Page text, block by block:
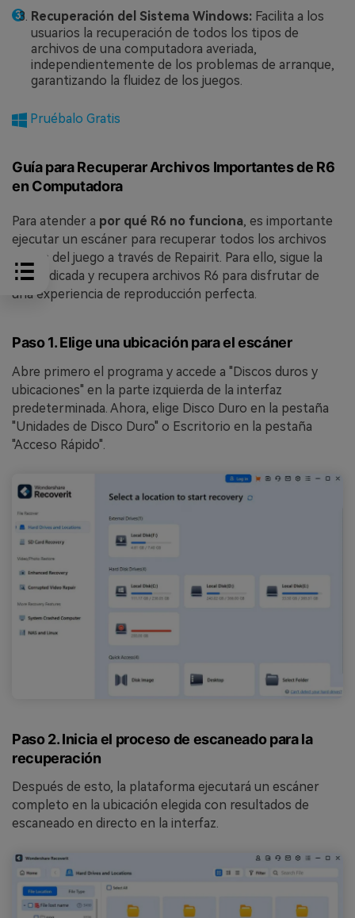
Recuperación del Sistema Windows: Facilita a los
usuarios la recuperación de todos los tipos de
archivos de una computadora averiada,
independientemente de los problemas de arranque,
garantizando la fluidez de los juegos.
Pruébalo Gratis
Guía para Recuperar Archivos Importantes de R6
en Computadora
Para atender a por qué R6 no funciona, es importante
ejecutar un escáner para recuperar todos los archivos
vitales del juego a través de Repairit. Para ello, sigue la
guía indicada y recupera archivos R6 para disfrutar de
una experiencia de reproducción perfecta.
Paso 1. Elige una ubicación para el escáner
Abre primero el programa y accede a "Discos duros y
ubicaciones" en la parte izquierda de la interfaz
predeterminada. Ahora, elige Disco Duro en la pestaña
"Unidades de Disco Duro" o Escritorio en la pestaña
"Acceso Rápido".
Paso 2. Inicia el proceso de escaneado para la
recuperación
Después de esto, la plataforma ejecutará un escáner
completo en la ubicación elegida con resultados de
escaneado en directo en la interfaz.